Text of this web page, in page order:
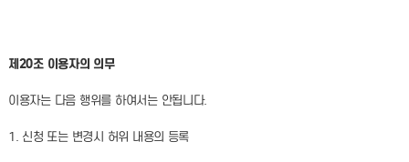
제20조 이용자의 의무
이용자는 다음 행위를 하여서는 안됩니다.
1. 신청 또는 변경시 허위 내용의 등록